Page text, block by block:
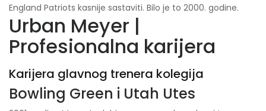
England Patriots kasnije sastaviti. Bilo je to 2000. godine.
Urban Meyer |
Profesionalna karijera
Karijera glavnog trenera kolegija
Bowling Green i Utah Utes